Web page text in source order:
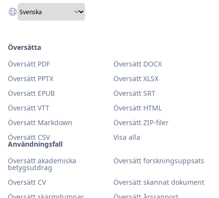
Användningsfall
Översätt akademiska
betygsutdrag
Översätt forskningsuppsats
Översätt CV
Översätt skannat dokument
Översätta
Översätt PDF
Översätt DOCX
Översätt PPTX
Översätt XLSX
Översätt EPUB
Översätt SRT
Översätt VTT
Översätt HTML
Översätt Markdown
Översätt ZIP-filer
Översätt CSV
Visa alla